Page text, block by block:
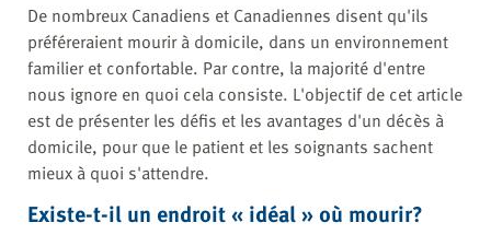
De nombreux Canadiens et Canadiennes disent qu'ils
préféreraient mourir à domicile, dans un environnement
familier et confortable. Par contre, la majorité d'entre
nous ignore en quoi cela consiste. L'objectif de cet article
est de présenter les défis et les avantages d'un décès à
domicile, pour que le patient et les soignants sachent
mieux à quoi s'attendre.
Existe-t-il un endroit « idéal » où mourir?